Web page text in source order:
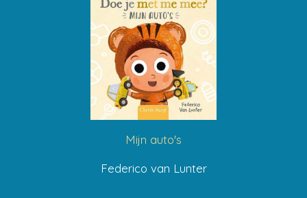
Mijn auto's
Federico van Lunter